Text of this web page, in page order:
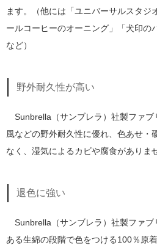
ます。（他には「ユニバーサルスタジ
ールコーヒーのオーニング」「犬印の
など）
野外耐久性が高い
Sunbrella（サンブレラ）社製ファブ
風などの野外耐久性に優れ、色あせ・
なく、湿気によるカビや腐食がありま
退色に強い
Sunbrella（サンブレラ）社製ファブ
ある生綿の段階で色をつける100％原